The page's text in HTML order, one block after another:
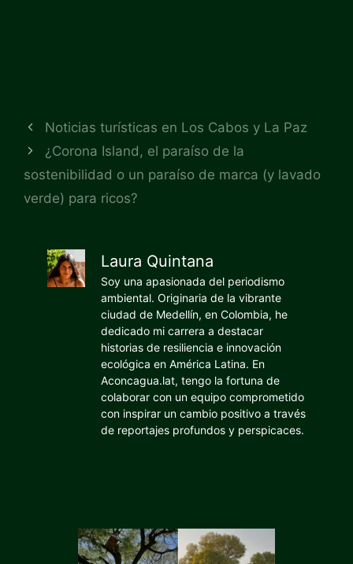
Noticias turísticas en Los Cabos y La Paz
¿Corona Island, el paraíso de la
sostenibilidad o un paraíso de marca (y lavado
verde) para ricos?
Laura Quintana
Soy una apasionada del periodismo
ambiental. Originaria de la vibrante
ciudad de Medellín, en Colombia, he
dedicado mi carrera a destacar
historias de resiliencia e innovación
ecológica en América Latina. En
Aconcagua.lat, tengo la fortuna de
colaborar con un equipo comprometido
con inspirar un cambio positivo a través
de reportajes profundos y perspicaces.